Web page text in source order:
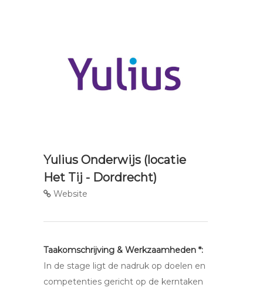
Yulius Onderwijs (locatie
Het Tij - Dordrecht)
Website
Taakomschrijving & Werkzaamheden *:
In de stage ligt de nadruk op doelen en
competenties gericht op de kerntaken